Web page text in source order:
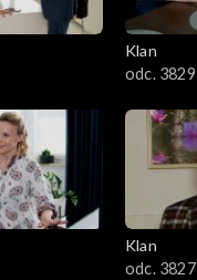
Klan
odc. 3829
Klan
odc. 3827